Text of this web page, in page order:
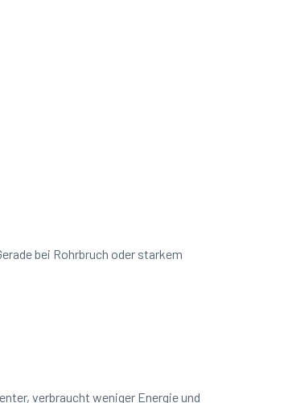
bei Rohrbruch oder starkem
verbraucht weniger Energie und